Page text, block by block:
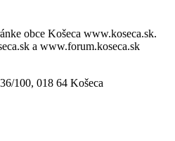
obce Košeca www.koseca.sk.
a www.forum.koseca.sk
100, 018 64 Košeca